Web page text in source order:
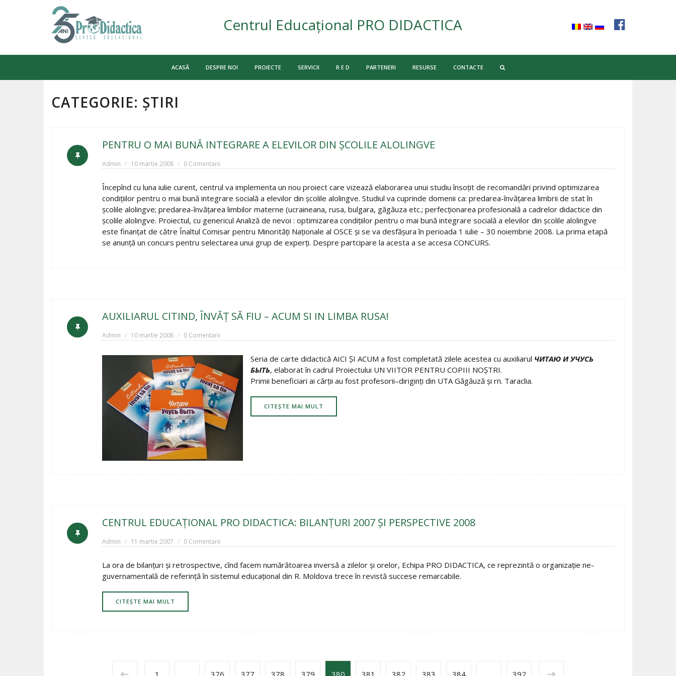
Centrul Educațional PRO DIDACTICA
ACASĂ DESPRE NOI PROIECTE SERVICII R E D PARTENERI RESURSE CONTACTE
CATEGORIE: ȘTIRI
PENTRU O MAI BUNĂ INTEGRARE A ELEVILOR DIN ŞCOLILE ALOLINGVE
Admin 10 martie 2008 0 Comentarii
Începînd cu luna iulie curent, centrul va implementa un nou proiect care vizează elaborarea unui studiu însoţit de recomandări privind optimizarea
condiţiilor pentru o mai bună integrare socială a elevilor din şcolile alolingve. Studiul va cuprinde domenii ca: predarea-învăţarea limbrii de stat în
şcolile alolingve; predarea-învăţarea limbilor materne (ucraineana, rusa, bulgara, găgăuza etc.; perfecţionarea profesională a cadrelor didactice din
şcolile alolingve. Proiectul, cu genericul Analiză de nevoi : optimizarea condiţiilor pentru o mai bună integrare socială a elevilor din şcolile alolingve
este finanţat de către Înaltul Comisar pentru Minorităţi Naţionale al OSCE şi se va desfăşura în perioada 1 iulie – 30 noiembrie 2008. La prima etapă
se anunţă un concurs pentru selectarea unui grup de experţi. Despre partcipare la acesta a se accesa CONCURS.
AUXILIARUL CITIND, ÎNVĂŢ SĂ FIU – ACUM SI IN LIMBA RUSA!
Admin 10 martie 2008 0 Comentarii
Seria de carte didactică AICI ŞI ACUM a fost completată zilele acestea cu auxiliarul ЧИТАЮ И УЧУСЬ
БЫТЬ, elaborat în cadrul Proiectului UN VIITOR PENTRU COPIII NOŞTRI.
Primii beneficiari ai cărţii au fost profesorii–diriginţi din UTA Găgăuză şi rn. Taraclia.
CITEȘTE MAI MULT
CENTRUL EDUCAŢIONAL PRO DIDACTICA: BILANŢURI 2007 ŞI PERSPECTIVE 2008
Admin 11 martie 2007 0 Comentarii
La ora de bilanţuri şi retrospective, cînd facem numărătoarea inversă a zilelor şi orelor, Echipa PRO DIDACTICA, ce reprezintă o organizaţie ne-
guvernamentală de referinţă în sistemul educaţional din R. Moldova trece în revistă succese remarcabile.
CITEȘTE MAI MULT
1 376 377 378 379 380 381 382 383 384 392